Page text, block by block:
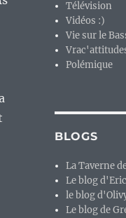
»
Télévision
Vidéos :)
Vie sur le
Polémique
BLOGS
La Taverne
Le blog
le blog
Le blog de